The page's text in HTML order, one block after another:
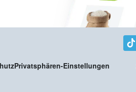
Privatsphären-Einstellungen